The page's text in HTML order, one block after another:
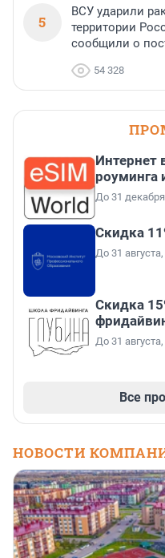
5
ВСУ ударили
территории
сообщили о
54 328
Интернет
роуминга
До 31
Скидка
До 31
Скидка
До 31
Все
НОВОСТИ